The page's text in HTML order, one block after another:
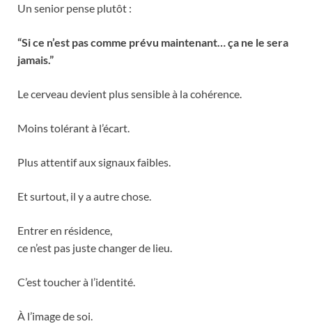
Un senior pense plutôt :
“Si ce n’est pas comme prévu maintenant… ça ne le sera
jamais.”
Le cerveau devient plus sensible à la cohérence.
Moins tolérant à l’écart.
Plus attentif aux signaux faibles.
Et surtout, il y a autre chose.
Entrer en résidence,
ce n’est pas juste changer de lieu.
C’est toucher à l’identité.
À l’image de soi.